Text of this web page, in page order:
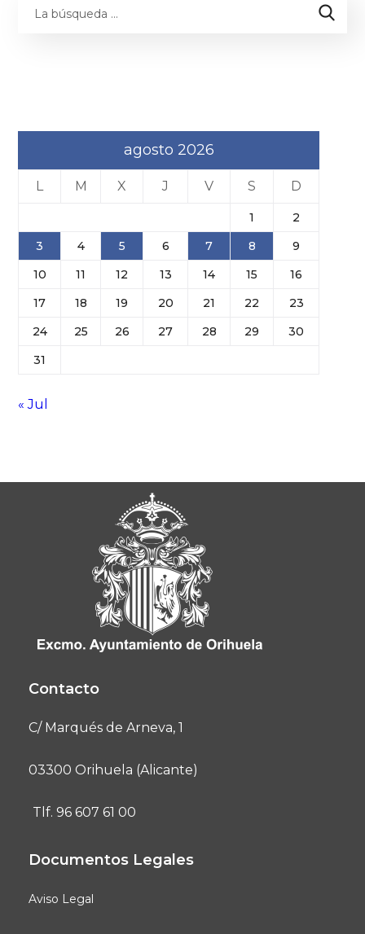
agosto 2026
L M X J V S D
1
2
3
4 5 6 7 8
9
10
11 12 13 14 15
16
17
18 19 20 21 22
23
24
25 26 27 28 29
30
31
« Jul
Contacto
C/ Marqués de Arneva, 1
03300 Orihuela (Alicante)
Tlf. 96 607 61 00
Documentos Legales
Aviso Legal